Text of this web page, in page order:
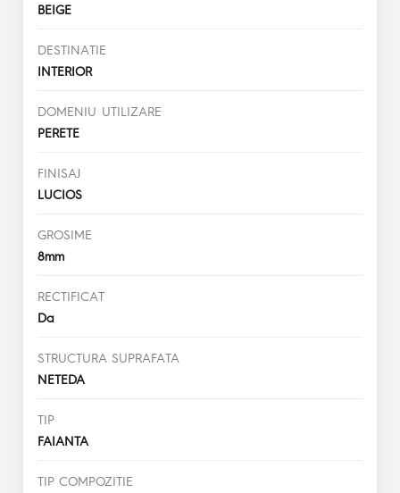
BEIGE
DESTINATIE
INTERIOR
DOMENIU UTILIZARE
PERETE
FINISAJ
LUCIOS
GROSIME
8mm
RECTIFICAT
Da
STRUCTURA SUPRAFATA
NETEDA
TIP
FAIANTA
TIP COMPOZITIE